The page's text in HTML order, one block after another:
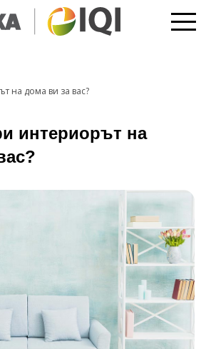
на дома ви за вас?
интериорът на